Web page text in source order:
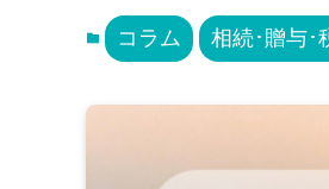
コラム 相続･贈与･